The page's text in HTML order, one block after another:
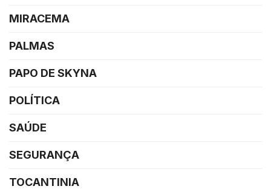
MIRACEMA
PALMAS
PAPO DE SKYNA
POLÍTICA
SAÚDE
SEGURANÇA
TOCANTINIA